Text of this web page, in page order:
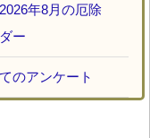
年8月の厄除
ー
のアンケート